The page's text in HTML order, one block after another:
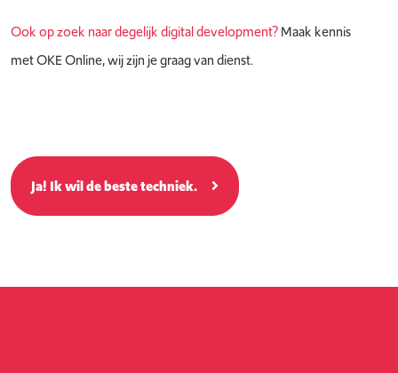
Ook op zoek naar degelijk digital development?Maak kennis
met OKE Online, wij zijn je graag van dienst.
Ja! Ik wil de beste techniek.